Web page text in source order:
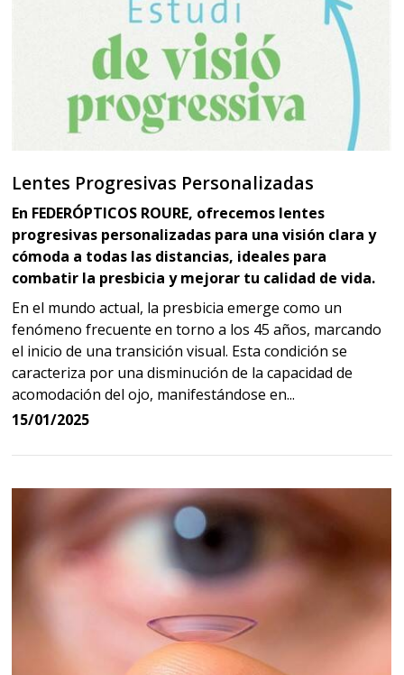
Lentes Progresivas Personalizadas
En FEDERÓPTICOS ROURE, ofrecemos lentes
progresivas personalizadas para una visión clara y
cómoda a todas las distancias, ideales para
combatir la presbicia y mejorar tu calidad de vida.
En el mundo actual, la presbicia emerge como un
fenómeno frecuente en torno a los 45 años, marcando
el inicio de una transición visual. Esta condición se
caracteriza por una disminución de la capacidad de
acomodación del ojo, manifestándose en...
15/01/2025